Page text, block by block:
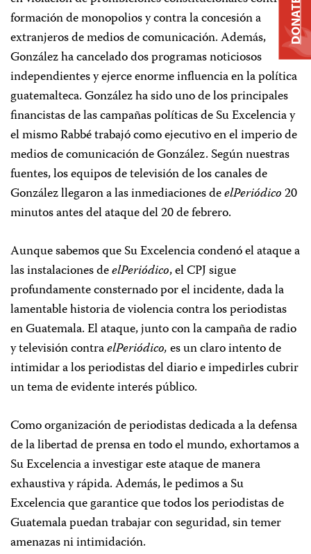
formación de monopolios y contra la concesión a
extranjeros de medios de comunicación. Además,
González ha cancelado dos programas noticiosos
independientes y ejerce enorme influencia en la política
guatemalteca. González ha sido uno de los principales
financistas de las campañas políticas de Su Excelencia y
el mismo Rabbé trabajó como ejecutivo en el imperio de
medios de comunicación de González. Según nuestras
fuentes, los equipos de televisión de los canales de
González llegaron a las inmediaciones deelPeriódico20
minutos antes del ataque del 20 de febrero.
Aunque sabemos que Su Excelencia condenó el ataque a
las instalaciones deelPeriódico, el CPJ sigue
profundamente consternado por el incidente, dada la
lamentable historia de violencia contra los periodistas
en Guatemala. El ataque, junto con la campaña de radio
y televisión contraelPeriódico,es un claro intento de
intimidar a los periodistas del diario e impedirles cubrir
un tema de evidente interés público.
Como organización de periodistas dedicada a la defensa
de la libertad de prensa en todo el mundo, exhortamos a
Su Excelencia a investigar este ataque de manera
exhaustiva y rápida. Además, le pedimos a Su
Excelencia que garantice que todos los periodistas de
Guatemala puedan trabajar con seguridad, sin temer
amenazas ni intimidación.
DONATE